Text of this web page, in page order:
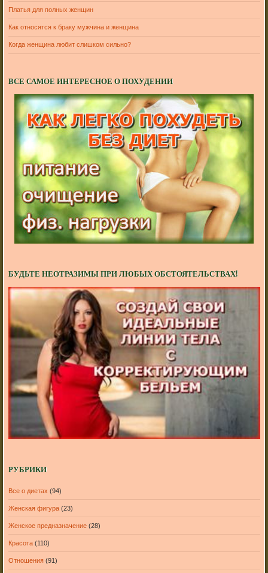
Платья для полных женщин
Как относятся к браку мужчина и женщина
Когда женщина любит слишком сильно?
ВСЕ САМОЕ ИНТЕРЕСНОЕ О ПОХУДЕНИИ
БУДЬТЕ НЕОТРАЗИМЫ ПРИ ЛЮБЫХ ОБСТОЯТЕЛЬСТВАХ!
РУБРИКИ
Все о диетах (94)
Женская фигура(23)
Женское предназначение(28)
Красота(110)
Отношения(91)